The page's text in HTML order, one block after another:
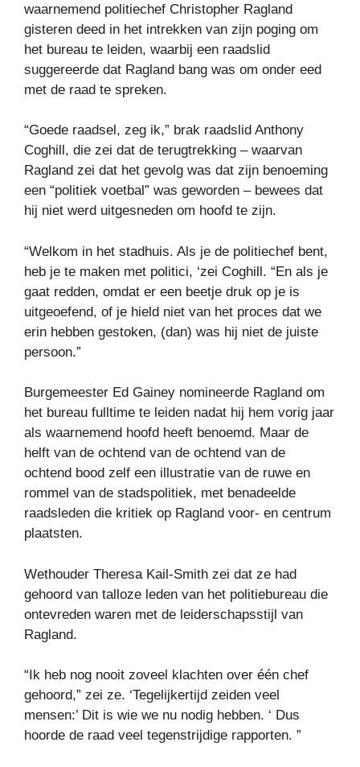
waarnemend politiechef Christopher Ragland
gisteren deed in het intrekken van zijn poging om
het bureau te leiden, waarbij een raadslid
suggereerde dat Ragland bang was om onder eed
met de raad te spreken.
“Goede raadsel, zeg ik,” brak raadslid Anthony
Coghill, die zei dat de terugtrekking – waarvan
Ragland zei dat het gevolg was dat zijn benoeming
een “politiek voetbal” was geworden – bewees dat
hij niet werd uitgesneden om hoofd te zijn.
“Welkom in het stadhuis. Als je de politiechef bent,
heb je te maken met politici, ‘zei Coghill. “En als je
gaat redden, omdat er een beetje druk op je is
uitgeoefend, of je hield niet van het proces dat we
erin hebben gestoken, (dan) was hij niet de juiste
persoon.”
Burgemeester Ed Gainey nomineerde Ragland om
het bureau fulltime te leiden nadat hij hem vorig jaar
als waarnemend hoofd heeft benoemd. Maar de
helft van de ochtend van de ochtend van de
ochtend bood zelf een illustratie van de ruwe en
rommel van de stadspolitiek, met benadeelde
raadsleden die kritiek op Ragland voor- en centrum
plaatsten.
Wethouder Theresa Kail-Smith zei dat ze had
gehoord van talloze leden van het politiebureau die
ontevreden waren met de leiderschapsstijl van
Ragland.
“Ik heb nog nooit zoveel klachten over één chef
gehoord,” zei ze. ‘Tegelijkertijd zeiden veel
mensen:’ Dit is wie we nu nodig hebben. ‘ Dus
hoorde de raad veel tegenstrijdige rapporten. ”